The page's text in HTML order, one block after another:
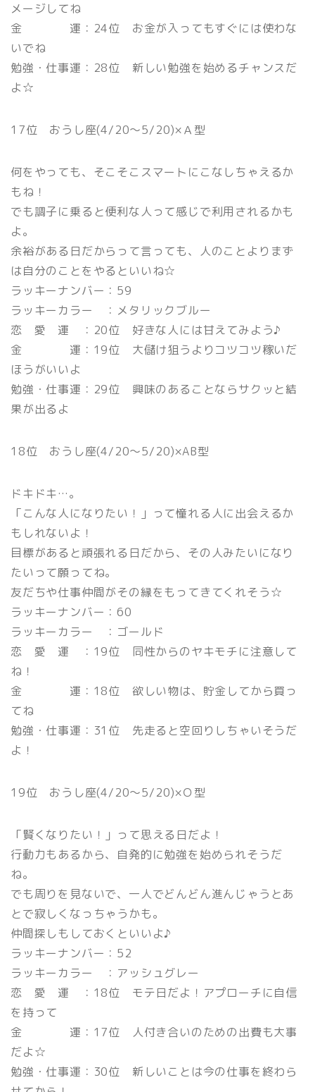
メージしてね
金 運：24位 お金が入ってもすぐには使わな
いでね
勉強・仕事運：28位 新しい勉強を始めるチャンスだ
よ☆
17位 おうし座(4/20〜5/20)×Ａ型
何をやっても、そこそこスマートにこなしちゃえるか
もね！
でも調子に乗ると便利な人って感じで利用されるかも
よ。
余裕がある日だからって言っても、人のことよりまず
は自分のことをやるといいね☆
ラッキーナンバー：59
ラッキーカラー ：メタリックブルー
恋 愛 運 ：20位 好きな人には甘えてみよう♪
金 運：19位 大儲け狙うよりコツコツ稼いだ
ほうがいいよ
勉強・仕事運：29位 興味のあることならサクッと結
果が出るよ
18位 おうし座(4/20〜5/20)×AB型
ドキドキ…。
「こんな人になりたい！」って憧れる人に出会えるか
もしれないよ！
目標があると頑張れる日だから、その人みたいになり
たいって願ってね。
友だちや仕事仲間がその縁をもってきてくれそう☆
ラッキーナンバー：60
ラッキーカラー ：ゴールド
恋 愛 運 ：19位 同性からのヤキモチに注意して
ね！
金 運：18位 欲しい物は、貯金してから買っ
てね
勉強・仕事運：31位 先走ると空回りしちゃいそうだ
よ！
19位 おうし座(4/20〜5/20)×Ｏ型
「賢くなりたい！」って思える日だよ！
行動力もあるから、自発的に勉強を始められそうだ
ね。
でも周りを見ないで、一人でどんどん進んじゃうとあ
とで寂しくなっちゃうかも。
仲間探しもしておくといいよ♪
ラッキーナンバー：52
ラッキーカラー ：アッシュグレー
恋 愛 運 ：18位 モテ日だよ！アプローチに自信
を持って
金 運：17位 人付き合いのための出費も大事
だよ☆
勉強・仕事運：30位 新しいことは今の仕事を終わら